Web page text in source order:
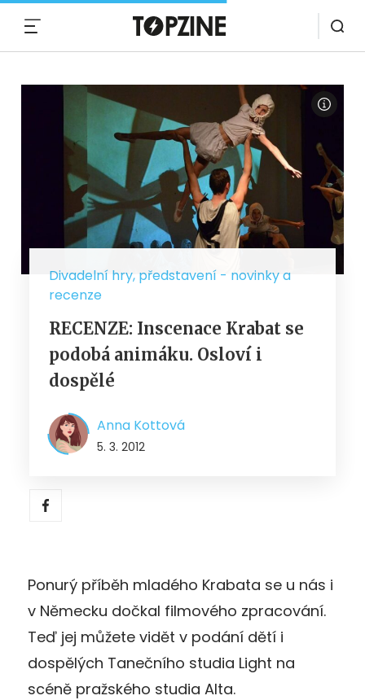
Divadelní hry, představení - novinky a
recenze
RECENZE: Inscenace Krabat se
podobá animáku. Osloví i
dospělé
Anna Kottová
5. 3. 2012
Ponurý příběh mladého Krabata se u nás i
v Německu dočkal filmového zpracování.
Teď jej můžete vidět v podání dětí i
dospělých Tanečního studia Light na
scéně pražského studia Alta.